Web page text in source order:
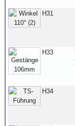
H31
H33
H34